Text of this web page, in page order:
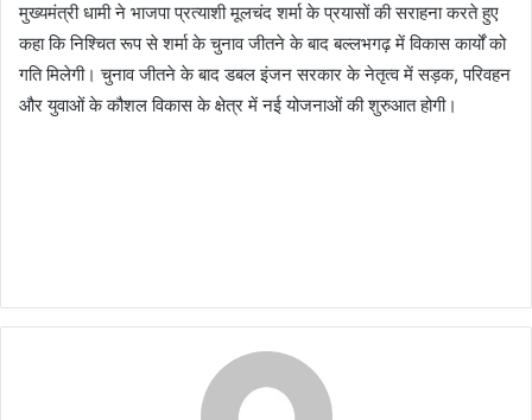
मुख्यमंत्री धामी ने भाजपा प्रत्याशी मूलचंद शर्मा के प्रयासों की सराहना करते हुए
कहा कि निश्चित रूप से शर्मा के चुनाव जीतने के बाद बल्लभगढ़ में विकास कार्यों को
गति मिलेगी। चुनाव जीतने के बाद डबल इंजन सरकार के नेतृत्व में सड़क, परिवहन
और युवाओं के कौशल विकास के क्षेत्र में नई योजनाओं की शुरुआत होगी।